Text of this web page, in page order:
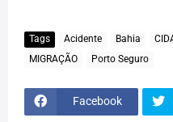
Tags Acidente Bahia
MIGRAÇÃO
Porto Seguro
Facebook